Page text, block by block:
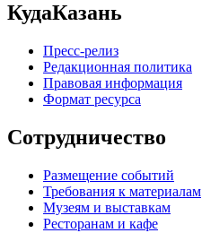
КудаКазань
Пресс-релиз
Редакционная политика
Правовая информация
Формат ресурса
Сотрудничество
Размещение событий
Требования к материалам
Музеям и выставкам
Ресторанам и кафе